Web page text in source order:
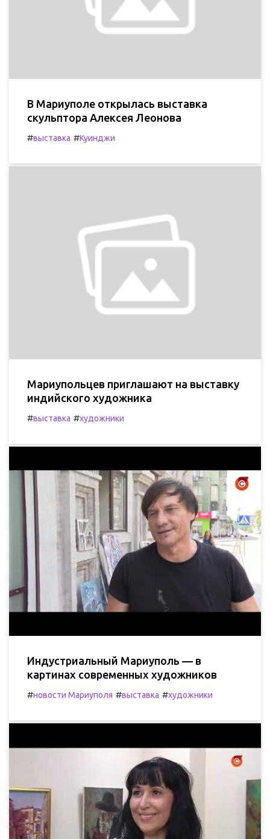
В Мариуполе открылась выставка
скульптора Алексея Леонова
#выставка #Куинджи
Мариупольцев приглашают на выставку
индийского художника
#выставка #художники
Индустриальный Мариуполь — в
картинах современных художников
#новости Мариуполя #выставка #художники